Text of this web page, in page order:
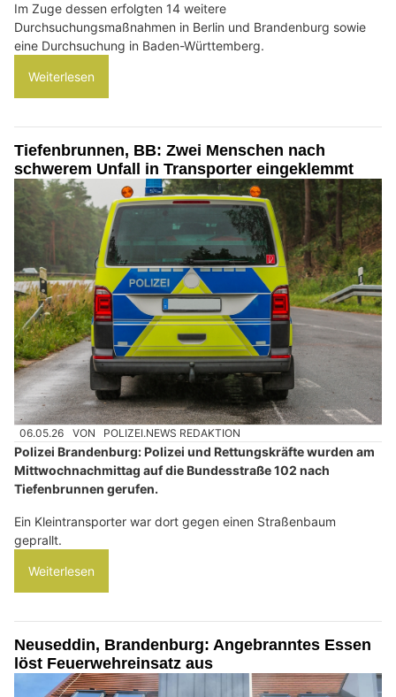
Im Zuge dessen erfolgten 14 weitere
Durchsuchungsmaßnahmen in Berlin und Brandenburg sowie
eine Durchsuchung in Baden-Württemberg.
Weiterlesen
Tiefenbrunnen, BB: Zwei Menschen nach
schwerem Unfall in Transporter eingeklemmt
06.05.26 VON POLIZEI.NEWS REDAKTION
Polizei Brandenburg: Polizei und Rettungskräfte wurden am
Mittwochnachmittag auf die Bundesstraße 102 nach
Tiefenbrunnen gerufen.
Ein Kleintransporter war dort gegen einen Straßenbaum
geprallt.
Weiterlesen
Neuseddin, Brandenburg: Angebranntes Essen
löst Feuerwehreinsatz aus